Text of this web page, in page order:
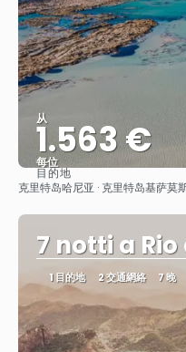
从
1.563 €
每位
目的地
克里特岛哈尼亚 · 克里特岛基萨莫
7 notti a
1 目的地 2 交通網絡 7 晚